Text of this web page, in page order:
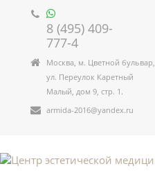
8 (495) 409-
777-4
Москва, м. Цветной бульвар,
ул. Переулок Каретный
Малый, дом 9, стр. 1.
armida-2016@yandex.ru